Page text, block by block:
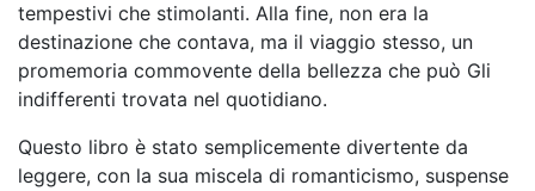
tempestivi che stimolanti. Alla fine, non era la
destinazione che contava, ma il viaggio stesso, un
promemoria commovente della bellezza che può Gli
indifferenti trovata nel quotidiano.
Questo libro è stato semplicemente divertente da
leggere, con la sua miscela di romanticismo, suspense